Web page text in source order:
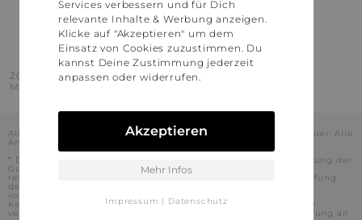
France
United States
2016 - 2026 © Stylaholic.
Made for you with love in munich.
Alle Preise inkl. der jeweils geltenden gesetzlichen Mehrwertsteuer. Alle
Angaben ohne Gewähr.
* Die angezeigten Preise beinhalten Rabatte, die durch die Nutzung der
Gutschein-Codes auf den Seiten unserer Partner voraussichtlich
realisiert werden können. Stylaholic führt keine vollständige Prüfung
der Gutschein-Codes durch und es kann daher in Einzelfällen
vorkommen, dass die Gutscheine abweichend von unserem
Kenntnisstand bei dem jeweiligen Shop nicht oder nur teilweise
verwendet werden können. Darüber hinaus kann deren Verwendung an
Services verbessern und für Dich
relevante Inhalte & Werbung anzeigen.
Klicke auf "Akzeptieren" um dem
Einsatz von Cookies zuzustimmen. Du
kannst Deine Zustimmung jederzeit
anpassen oder widerrufen.
Akzeptieren
Mehr Infos
Impressum | Datenschutz